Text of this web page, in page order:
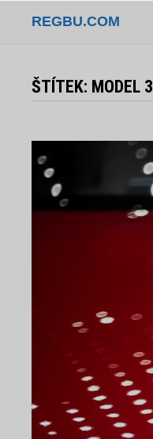
REGBU.COM
ŠTÍTEK: MODEL 3